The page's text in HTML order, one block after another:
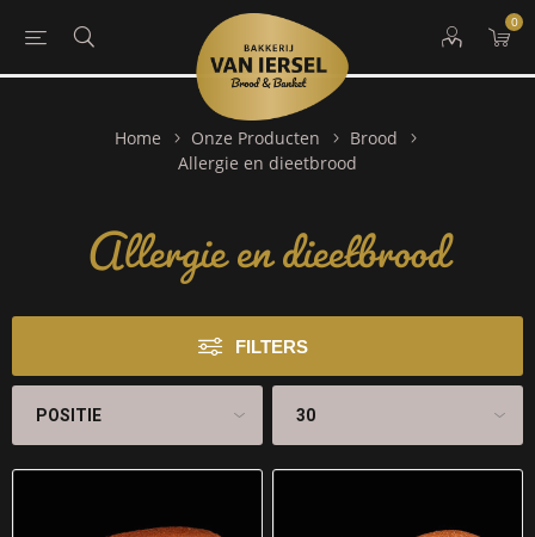
0
Home Onze Producten
Brood
Allergie en dieetbrood
Allergie en dieetbrood
FILTERS